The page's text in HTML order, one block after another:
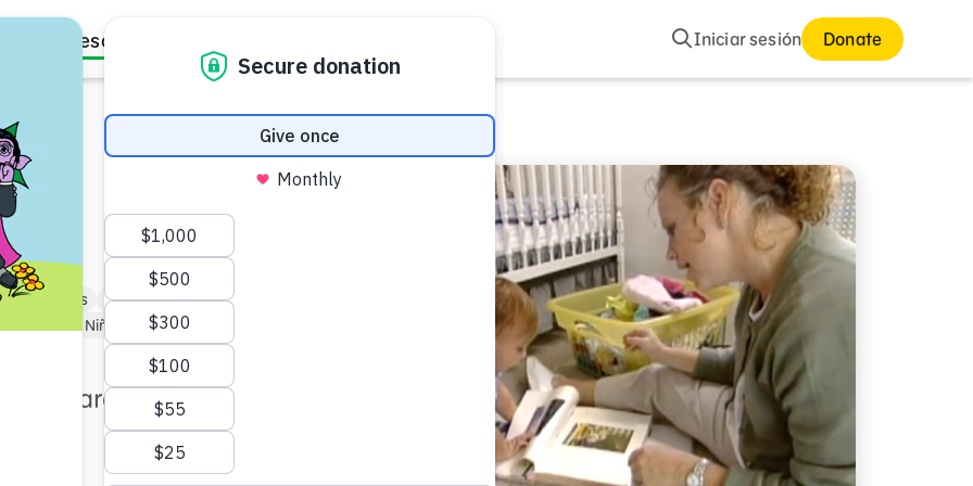
Family Resources Buscar
Iniciar sesión Donate
de los hijos
Cuidado infantil
Niño de Kindergarten (de 5 a 6)
para conectarse con